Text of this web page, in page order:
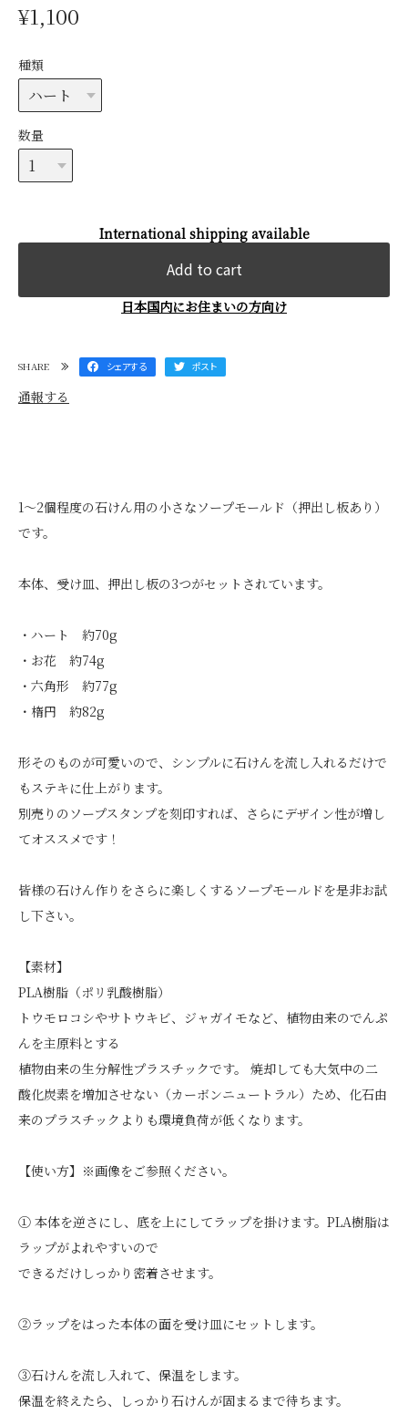
¥1,100
種類
数量
International shipping available
Add to cart
日本国内にお住まいの方向け
SHARE シェアする ポスト
通報する
1～2個程度の石けん用の小さなソープモールド（押出し板あり）
です。
本体、受け皿、押出し板の3つがセットされています。
・ハート 約70g
・お花 約74g
・六角形 約77g
・楕円 約82g
形そのものが可愛いので、シンプルに石けんを流し入れるだけで
もステキに仕上がります。
別売りのソープスタンプを刻印すれば、さらにデザイン性が増し
てオススメです！
皆様の石けん作りをさらに楽しくするソープモールドを是非お試
し下さい。
【素材】
PLA樹脂（ポリ乳酸樹脂）
トウモロコシやサトウキビ、ジャガイモなど、植物由来のでんぷ
んを主原料とする
植物由来の生分解性プラスチックです。 焼却しても大気中の二
酸化炭素を増加させない（カーボンニュートラル）ため、化石由
来のプラスチックよりも環境負荷が低くなります。
【使い方】※画像をご参照ください。
① 本体を逆さにし、底を上にしてラップを掛けます。PLA樹脂は
ラップがよれやすいので
できるだけしっかり密着させます。
②ラップをはった本体の面を受け皿にセットします。
③石けんを流し入れて、保温をします。
保温を終えたら、しっかり石けんが固まるまで待ちます。